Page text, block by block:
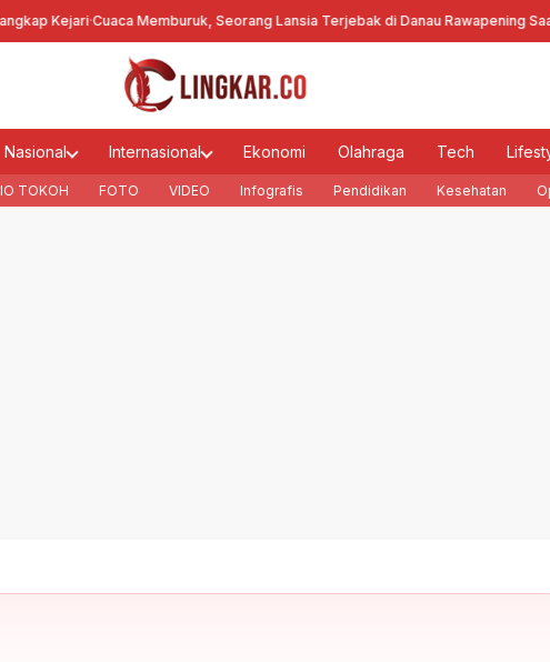
Kejari·Cuaca Memburuk, Seorang Lansia Terjebak di Danau Rawapening Saat
Nasional Internasional Ekonomi Olahraga Tech
TOKOH FOTO VIDEO Infografis Pendidikan Kesehatan